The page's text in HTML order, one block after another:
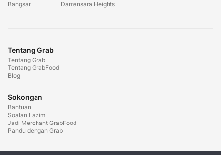
Bangsar
Damansara Heights
Tentang Grab
Tentang Grab
Tentang GrabFood
Blog
Sokongan
Bantuan
Soalan Lazim
Jadi Merchant GrabFood
Pandu dengan Grab